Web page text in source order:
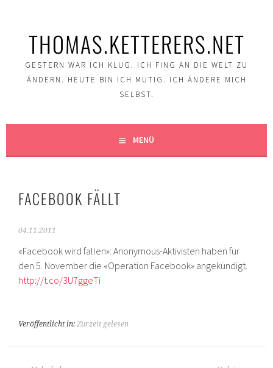
THOMAS.KETTERERS.NET
GESTERN WAR ICH KLUG. ICH FING AN DIE WELT ZU
ÄNDERN. HEUTE BIN ICH MUTIG. ICH ÄNDERE MICH
SELBST.
MENÜ
FACEBOOK FÄLLT
04.11.2011
«Facebook wird fallen»: Anonymous-Aktivisten haben für
den 5. November die «Operation Facebook» angekündigt.
http://t.co/3U7ggeTi
Veröffentlicht in:Zurzeit gelesen